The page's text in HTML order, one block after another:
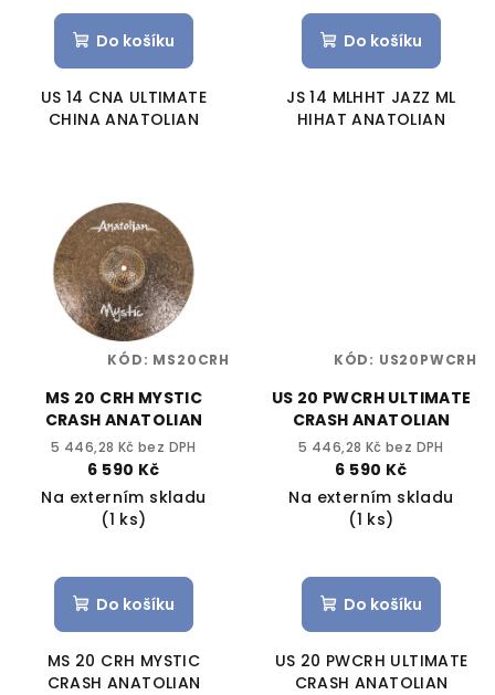
Do košíku
US 14 CNA ULTIMATE
CHINA ANATOLIAN
Do košíku
JS 14 MLHHT JAZZ ML
HIHAT ANATOLIAN
MS 20 CRH MYSTIC
CRASH ANATOLIAN
5 446,28 Kč bez DPH
6 590 Kč
Na externím skladu
(1 ks)
Do košíku
MS 20 CRH MYSTIC
CRASH ANATOLIAN
KÓD: MS20CRH
US 20 PWCRH ULTIMATE
CRASH ANATOLIAN
5 446,28 Kč bez DPH
6 590 Kč
Na externím skladu
(1 ks)
Do košíku
US 20 PWCRH ULTIMATE
CRASH ANATOLIAN
KÓD: US20PWCRH